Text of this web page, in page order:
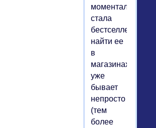
моментально
стала
бестселлером,
найти ее
в
магазинах
уже
бывает
непросто
(тем
более